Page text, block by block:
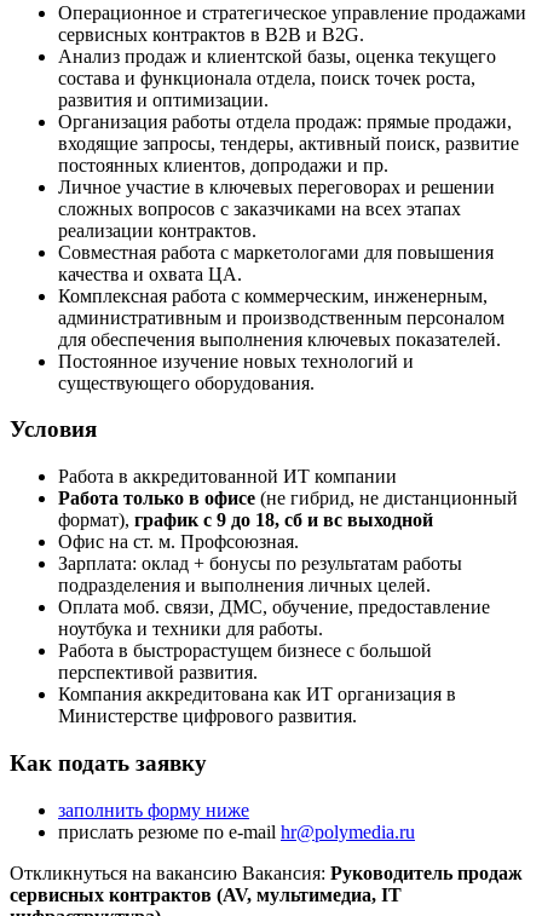
Операционное и стратегическое управление продажами
сервисных контрактов в В2В и В2G.
Анализ продаж и клиентской базы, оценка текущего
состава и функционала отдела, поиск точек роста,
развития и оптимизации.
Организация работы отдела продаж: прямые продажи,
входящие запросы, тендеры, активный поиск, развитие
постоянных клиентов, допродажи и пр.
Личное участие в ключевых переговорах и решении
сложных вопросов с заказчиками на всех этапах
реализации контрактов.
Совместная работа с маркетологами для повышения
качества и охвата ЦА.
Комплексная работа с коммерческим, инженерным,
административным и производственным персоналом
для обеспечения выполнения ключевых показателей.
Постоянное изучение новых технологий и
существующего оборудования.
Условия
Работа в аккредитованной ИТ компании
Работа только в офисе (не гибрид, не дистанционный
формат), график с 9 до 18, сб и вс выходной
Офис на ст. м. Профсоюзная.
Зарплата: оклад + бонусы по результатам работы
подразделения и выполнения личных целей.
Оплата моб. связи, ДМС, обучение, предоставление
ноутбука и техники для работы.
Работа в быстрорастущем бизнесе с большой
перспективой развития.
Компания аккредитована как ИТ организация в
Министерстве цифрового развития.
Как подать заявку
заполнить форму ниже
прислать резюме по e-mail hr@polymedia.ru
Откликнуться на вакансию Вакансия: Руководитель продаж
сервисных контрактов (AV, мультимедиа, IT